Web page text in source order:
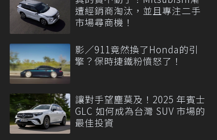
遭經銷商淘汰，並且專注二手
市場尋商機！
影／911竟然換了Honda的引
擎？保時捷鐵粉憤怒了！
讓對手望塵莫及！2025 年賓士
GLC 如何成為台灣 SUV 市場的
最佳投資